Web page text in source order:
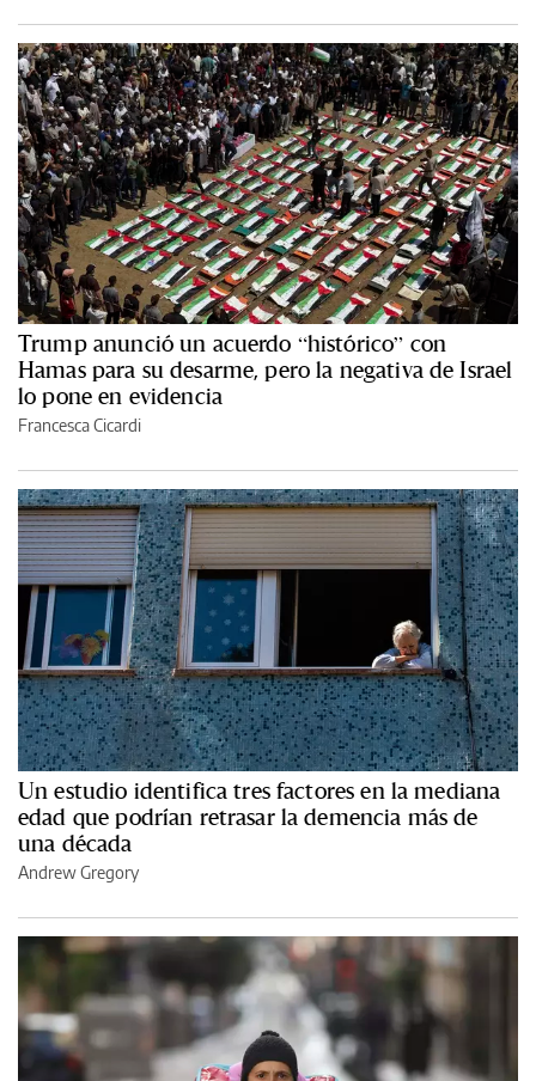
Trump anunció un acuerdo “histórico” con
Hamas para su desarme, pero la negativa de Israel
lo pone en evidencia
Francesca Cicardi
Un estudio identifica tres factores en la mediana
edad que podrían retrasar la demencia más de
una década
Andrew Gregory